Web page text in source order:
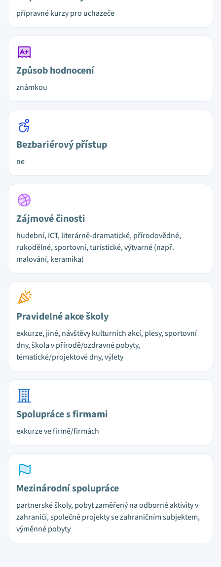
přípravné kurzy pro uchazeče
Způsob hodnocení
známkou
Bezbariérový přístup
ne
Zájmové činosti
hudební, ICT, literárně-dramatické, přírodovědné,
rukodělné, sportovní, turistické, výtvarné (např.
malování, keramika)
Pravidelné akce školy
exkurze, jiné, návštěvy kulturních akcí, plesy, sportovní
dny, škola v přírodě/ozdravné pobyty,
tématické/projektové dny, výlety
Spolupráce s firmami
exkurze ve firmě/firmách
Mezinárodní spolupráce
partnerské školy, pobyt zaměřený na odborné aktivity v
zahraničí, společné projekty se zahraničním subjektem,
výměnné pobyty